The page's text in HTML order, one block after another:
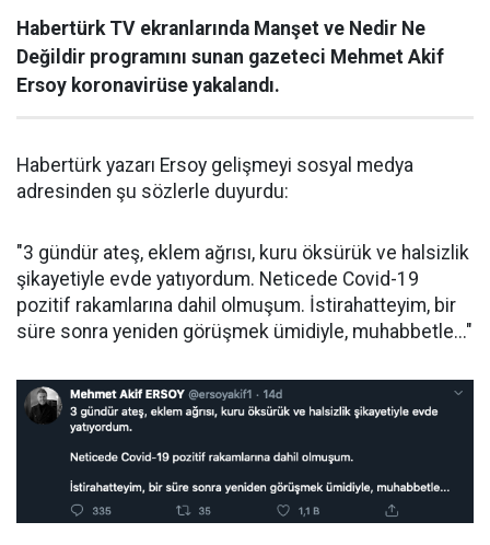
Habertürk TV ekranlarında Manşet ve Nedir Ne
Değildir programını sunan gazeteci Mehmet Akif
Ersoy koronavirüse yakalandı.
Habertürk yazarı Ersoy gelişmeyi sosyal medya
adresinden şu sözlerle duyurdu:
"3 gündür ateş, eklem ağrısı, kuru öksürük ve halsizlik
şikayetiyle evde yatıyordum. Neticede Covid-19
pozitif rakamlarına dahil olmuşum. İstirahatteyim, bir
süre sonra yeniden görüşmek ümidiyle, muhabbetle..."